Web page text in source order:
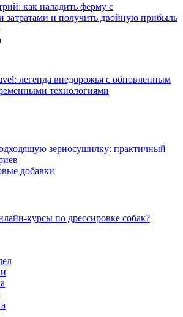
как наладить ферму с
и получить двойную прибыль
легенда внедорожья с обновленным
технологиями
зерносушилку: практичный
добавки
курсы по дрессировке собак?